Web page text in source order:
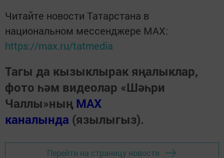
Читайте новости Татарстана в
национальном мессенджере MАХ:
https://max.ru/tatmedia
Тагы да кызыклырак яңалыклар,
фото һәм видеолар «Шәһри
Чаллы»ның MAX
каналында (язылыгыз).
Перейти на страницу новости